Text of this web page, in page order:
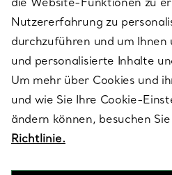
ÜBER TIFFANY & CO.
RECHTLICHE HINWEISE
FOLGEN SIE UNS
Nutzererfahrung zu
durchzuführen und um
und personalisierte Inhalte
Um mehr über Cookies und
und wie Sie Ihre Cookie-
ändern können, besuchen
Richtlinie.